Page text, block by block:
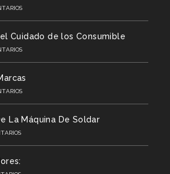
Cuidado de los Consumible
La Máquina De Soldar